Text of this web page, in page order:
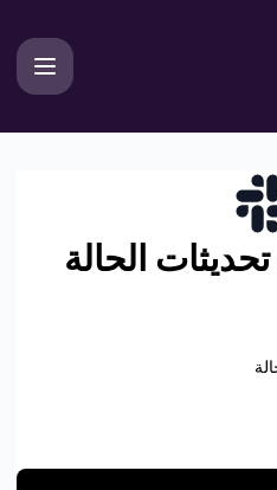
الحالة
Select the components